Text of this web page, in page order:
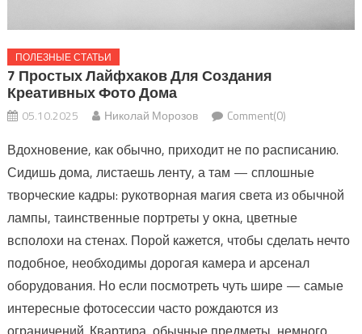
ПОЛЕЗНЫЕ СТАТЬИ
7 Простых Лайфхаков Для Создания
Креативных Фото Дома
05.10.2025 Николай Морозов Comment(0)
Вдохновение, как обычно, приходит не по расписанию.
Сидишь дома, листаешь ленту, а там — сплошные
творческие кадры: рукотворная магия света из обычной
лампы, таинственные портреты у окна, цветные
всполохи на стенах. Порой кажется, чтобы сделать нечто
подобное, необходимы дорогая камера и арсенал
оборудования. Но если посмотреть чуть шире — самые
интересные фотосессии часто рождаются из